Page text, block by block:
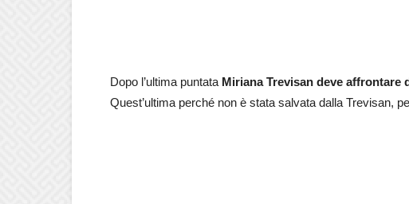
Dopo l’ultima puntata Miriana Trevisan deve affrontare
Quest’ultima perché non è stata salvata dalla Trevisan,